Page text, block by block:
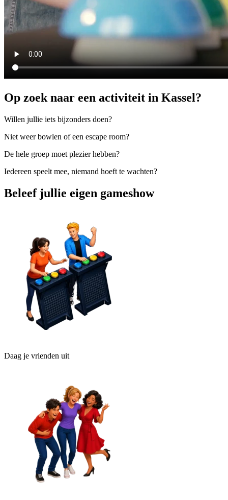
Op zoek naar een activiteit in Kassel?
Willen jullie iets bijzonders doen?
Niet weer bowlen of een escape room?
De hele groep moet plezier hebben?
Iedereen speelt mee, niemand hoeft te wachten?
Beleef jullie eigen gameshow
Daag je vrienden uit